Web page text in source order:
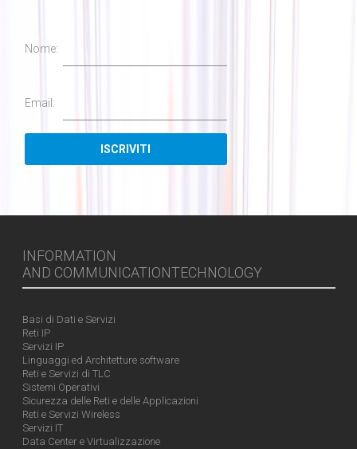
Nome:
Email:
INFORMATION
AND COMMUNICATIONTECHNOLOGY
Basi di Dati e Servizi
Reti IP
Servizi IP
Linguaggi ed Architetture software
Reti e Servizi di TLC
Sistemi Operativi
Sicurezza delle Reti e delle Applicazioni
Reti e Servizi Wireless
Servizi IT
Data Center e Virtualizzazione